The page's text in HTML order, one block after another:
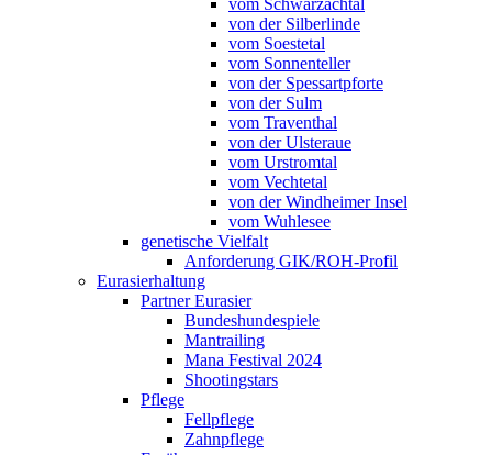
vom Schwarzachtal
von der Silberlinde
vom Soestetal
vom Sonnenteller
von der Spessartpforte
von der Sulm
vom Traventhal
von der Ulsteraue
vom Urstromtal
vom Vechtetal
von der Windheimer Insel
vom Wuhlesee
genetische Vielfalt
Anforderung GIK/ROH-Profil
Eurasierhaltung
Partner Eurasier
Bundeshundespiele
Mantrailing
Mana Festival 2024
Shootingstars
Pflege
Fellpflege
Zahnpflege